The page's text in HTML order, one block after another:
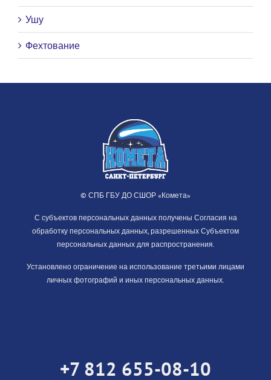
Ушу
Фехтование
© СПБ ГБУ ДО СШОР «Комета»
С субъектов персональных данных получены Согласия на
обработку персональных данных, разрешенных Субъектом
персональных данных для распространения.
Установлено ограничение на использование третьими лицами
личных фотографий и иных персональных данных.
+7 812 655-08-10